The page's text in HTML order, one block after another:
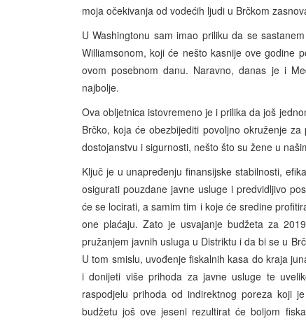
moja očekivanja od vodećih ljudi u Brčkom
U Washingtonu sam imao priliku da se
Williamsonom, koji će nešto kasnije ove godine
ovom posebnom danu. Naravno, danas je i
najbolje.
Ova obljetnica istovremeno je i prilika da još
Brčko, koja će obezbijediti povoljno okruženje
dostojanstvu i sigurnosti, nešto što su žene u
Ključ je u unapređenju finansijske stabilnosti,
osigurati pouzdane javne usluge i predvidljivo
će se locirati, a samim tim i koje će sredine
one plaćaju. Zato je usvajanje budžeta za
pružanjem javnih usluga u Distriktu i da bi se u
U tom smislu, uvođenje fiskalnih kasa do kraja
i donijeti više prihoda za javne usluge te
raspodjelu prihoda od indirektnog poreza koji
budžetu još ove jeseni rezultirat će boljom